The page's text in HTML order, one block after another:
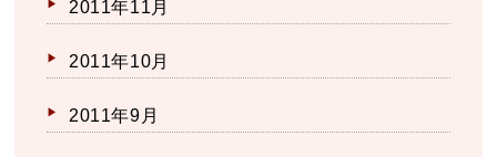
2011年11月
2011年10月
2011年9月